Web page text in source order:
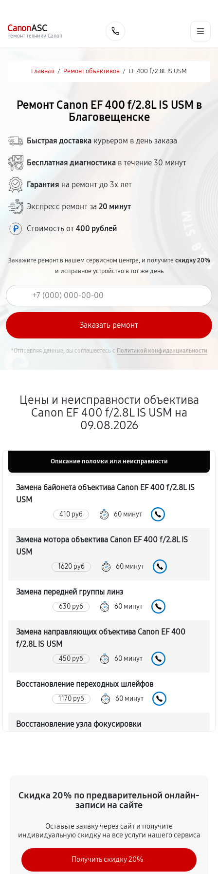
CanonASC
Ремонт техники Canon
Главная / Ремонт объективов / EF 400 f/2.8L IS USM
Ремонт Canon EF 400 f/2.8L IS USM в
Благовещенске
Быстрая доставка курьером в день заказа
Бесплатная диагностика в течение 30 минут
Гарантия на ремонт до 3х лет
Экспресс ремонт за 20 минут
Стоимость от 400 рублей
Закажите ремонт в нашем сервисном центре, и получитескидку 20%
и исправное устройство в тот же день
*Отправляя данные, вы соглашаетесь с Политикой конфиденциальности
Цены и неисправности объектива
Canon EF 400 f/2.8L IS USM на
09.08.2026
Описание поломки или неисправности
Замена байонета объектива Canon EF 400 f/2.8L IS
USM
410 руб 60 минут
Замена мотора объектива Canon EF 400 f/2.8L IS
USM
1620 руб 60 минут
Замена передней группы линз
630 руб 60 минут
Замена направляющих объектива Canon EF 400
f/2.8L IS USM
450 руб 60 минут
Восстановление переходных шлейфов
1170 руб 60 минут
Восстановление узла фокусировки
720 руб
1350 руб 60 минут
Чистка от пыли объектива Canon EF 400 f/2.8L IS
USM
Скидка 20% по предварительной онлайн-
записи на сайте
Оставьте заявку через сайт и получите
индивидуальную скидку на все услуги нашего сервиса
Получить скидку 20%